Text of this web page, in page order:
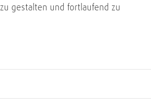
gestalten und fortlaufend zu
Die Vergütung liegt zwischen
Kompetenzen festgelegt